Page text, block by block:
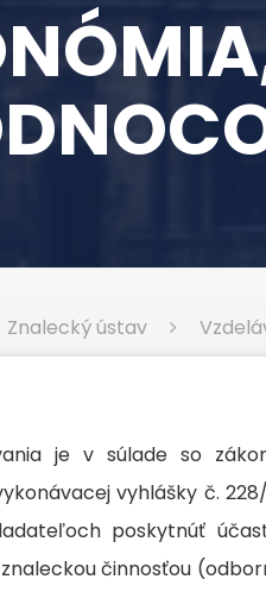
Znalecký ústav
je v súlade so
vyhlášky č. 228/
poskytnúť
činnosťou